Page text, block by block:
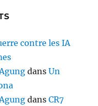
contre les IA
dansUn
dansCR7